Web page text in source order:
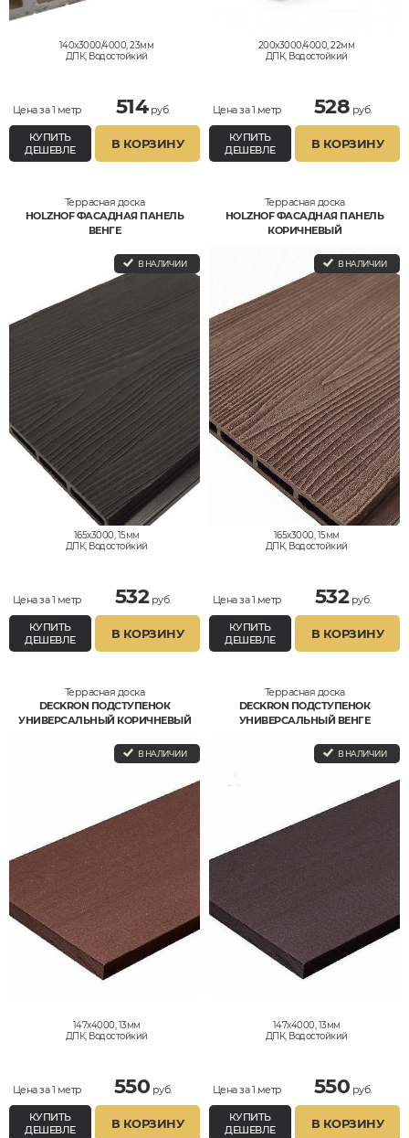
140x3000/4000, 23мм
ДПК, Водостойкий
Цена за 1 метр 514руб.
КУПИТЬ
ДЕШЕВЛЕ
В КОРЗИНУ
200x3000/4000, 22мм
ДПК, Водостойкий
Цена за 1 метр 528 руб.
КУПИТЬ
ДЕШЕВЛЕ
В КОРЗИНУ
Террасная доска
HOLZHOF ФАСАДНАЯ ПАНЕЛЬ
ВЕНГЕ
В НАЛИЧИИ
165x3000, 15мм
ДПК, Водостойкий
Цена за 1 метр 532руб.
КУПИТЬ
ДЕШЕВЛЕ
В КОРЗИНУ
Террасная доска
HOLZHOF ФАСАДНАЯ ПАНЕЛЬ
КОРИЧНЕВЫЙ
В НАЛИЧИИ
165x3000, 15мм
ДПК, Водостойкий
Цена за 1 метр 532руб.
КУПИТЬ
ДЕШЕВЛЕ
В КОРЗИНУ
Террасная доска
DECKRON ПОДСТУПЕНОК
УНИВЕРСАЛЬНЫЙ КОРИЧНЕВЫЙ
В НАЛИЧИИ
147x4000, 13мм
ДПК, Водостойкий
Цена за 1 метр 550 руб.
КУПИТЬ
ДЕШЕВЛЕ
В КОРЗИНУ
Террасная доска
DECKRON ПОДСТУПЕНОК
УНИВЕРСАЛЬНЫЙ ВЕНГЕ
В НАЛИЧИИ
147x4000, 13мм
ДПК, Водостойкий
Цена за 1 метр 550 руб.
КУПИТЬ
ДЕШЕВЛЕ
В КОРЗИНУ